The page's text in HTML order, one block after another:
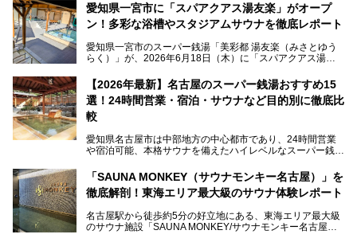
愛知県一宮市に「スパアクアス湯友楽」がオープ
ン！多彩な浴槽やスタジアムサウナを徹底レポート
愛知県一宮市のスーパー銭湯「美彩都 湯友楽（みさとゆう
らく）」が、2026年6月18日（木）に「スパアクアス湯友
この地で30年にわたり愛され続けてきた施設だからこそ、
地元住民をはじめオープンを待ちわびている人も多いのでは
ないでしょうか。
老朽化した設備の補修を機に、2年前からじっくり構想を練
ってきたというだけあって、館内の充実度は想像以上。
以前の4倍に拡張したという露天エリアや10の浴槽、40人収
容の巨大なスタジアムサウナに、岩盤浴やリラクゼーション
までまるごと楽しめる施設に生まれ変わりました。
今回は、全面リニューアルして新しくなった「スパアクアス
【2026年最新】名古屋のスーパー銭湯おすすめ15
選！24時間営業・宿泊・サウナなど目的別に徹底比
較
愛知県名古屋市は中部地方の中心都市であり、24時間営業
や宿泊可能、本格サウナを備えたハイレベルなスーパー銭湯
そのため、「日々の仕事の疲れを心身ともにリセットした
い」「休日に時間を忘れて1日中ダラダラ過ごしたい」「コ
くある点が魅力です！
「SAUNA MONKEY（サウナモンキー名古屋）」を
徹底解剖！東海エリア最大級のサウナ体験レポート
名古屋駅から徒歩約5分の好立地にある、東海エリア最大級
のサウナ施設「SAUNA MONKEY/サウナモンキー名古屋」